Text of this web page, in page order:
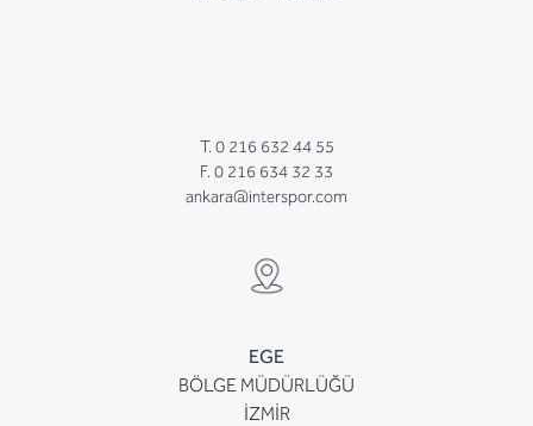
T. 0 216 632 44 55
F. 0 216 634 32 33
ankara@interspor.com
EGE
BÖLGE MÜDÜRLÜĞÜ
İZMİR